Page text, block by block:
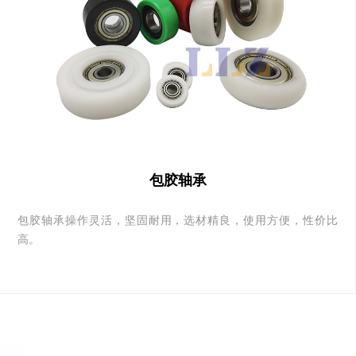
包胶轴承
包胶轴承操作灵活，坚固耐用，选材精良，使用方便，性价比
高。